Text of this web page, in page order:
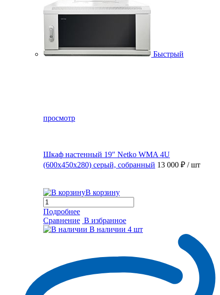
Быстрый
просмотр
Шкаф настенный 19″ Netko WMA 4U
(600x450x280) серый, собранный 13 000 ₽ / шт
В корзину
Подробнее
Сравнение В избранное
В наличии 4 шт